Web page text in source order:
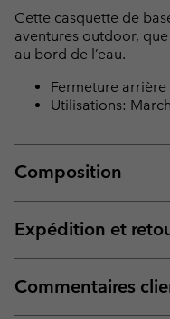
Cette casquette de
aventures outdoor, que
au bord de l’eau.
Fermeture
Utilisations:
Composition
Expédition et
Commentaires